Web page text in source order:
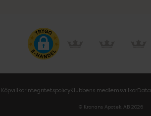
KöpvillkorIntegritetspolicyKlubbens medlemsvillkor
© Kronans Apotek AB 2026